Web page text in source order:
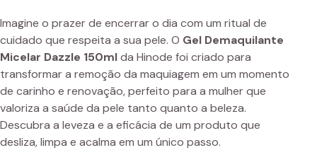
Imagine o prazer de encerrar o dia com um ritual de
cuidado que respeita a sua pele. O Gel Demaquilante
Micelar Dazzle 150mlda Hinode foi criado para
transformar a remoção da maquiagem em um momento
de carinho e renovação, perfeito para a mulher que
valoriza a saúde da pele tanto quanto a beleza.
Descubra a leveza e a eficácia de um produto que
desliza, limpa e acalma em um único passo.